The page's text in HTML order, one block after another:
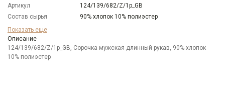
Артикул
124/139/682/Z/1p_GB
Состав сырья
90% хлопок 10% полиэстер
Бренд
Модель
Цвет
Голубой
Отделка
Показать еще
Описание
124/139/682/Z/1p_GB, Сорочка мужская длинный рукав, 90% хлопок
10% полиэстер